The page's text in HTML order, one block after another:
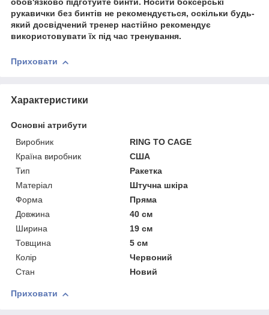
обов'язково підготуйте бинти. Носити боксерські
рукавички без бинтів не рекомендується, оскільки будь-
який досвідчений тренер настійно рекомендує
використовувати їх під час тренування.
Приховати
Характеристики
Основні атрибути
Виробник
RING TO CAGE
Країна виробник
США
Тип
Ракетка
Матеріал
Штучна шкіра
Форма
Пряма
Довжина
40 см
Ширина
19 см
Товщина
5 см
Колір
Червоний
Стан
Новий
Приховати